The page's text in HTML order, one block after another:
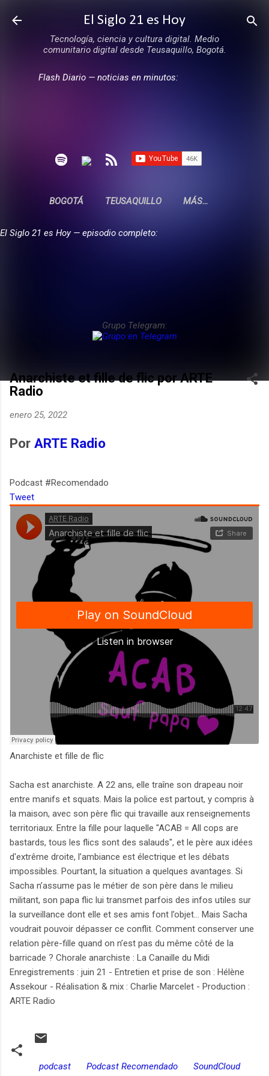
Ir al contenido principal
El Siglo 21 es Hoy
Tecnología, ciencia y cultura digital. Medio
comunitario digital desde Teusaquillo, Bogotá.
Flash Diario — noticias en minutos:
BOGOTÁ TEUSAQUILLO MÁS…
El Siglo 21 es Hoy — episodio completo:
Grupo Telegram:
Anarchiste et fille de flic por ARTE
Radio
enero 25, 2022
Por ARTE Radio
Podcast #Recomendado
Tweet
Anarchiste et fille de flic
Sacha est anarchiste. A 22 ans, elle traîne son drapeau noir
entre manifs et squats. Mais la police est partout, y compris à
la maison, avec son père flic qui travaille aux renseignements
territoriaux. Entre la fille pour laquelle "ACAB = All cops are
bastards, tous les flics sont des salauds", et le père aux idées
d'extrême droite, l’ambiance est électrique et les débats
impossibles. Pourtant, la situation a quelques avantages. Si
Sacha n’assume pas le métier de son père dans le milieu
militant, son papa flic lui transmet parfois des infos utiles sur
la surveillance dont elle et ses amis font l’objet... Mais Sacha
voudrait pouvoir dépasser ce conflit. Comment conserver une
relation père-fille quand on n’est pas du même côté de la
barricade ? Chorale anarchiste : La Canaille du Midi
Enregistrements : juin 21 - Entretien et prise de son : Hélène
Assekour - Réalisation & mix : Charlie Marcelet - Production :
ARTE Radio
podcast Podcast Recomendado SoundCloud